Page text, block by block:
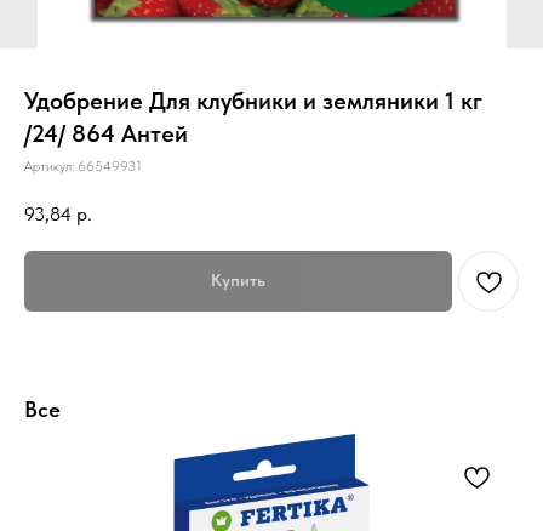
Удобрение Для клубники и земляники 1 кг
/24/ 864 Антей
Артикул: 66549931
93,84 р.
Купить
Все